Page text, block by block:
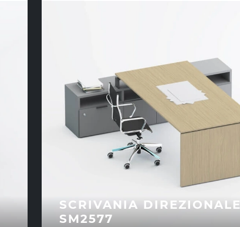
SCRIVANIA DIREZIONALE
SM2577